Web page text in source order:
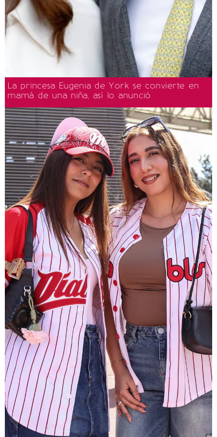
La princesa Eugenia de York se convierte en
mamá de una niña, así lo anunció